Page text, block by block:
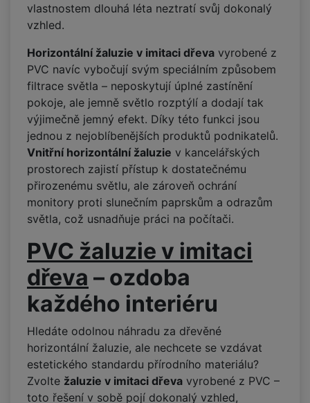
vlastnostem dlouhá léta neztratí svůj dokonalý
vzhled.
Horizontální žaluzie v imitaci dřeva vyrobené z
PVC navíc vybočují svým speciálním způsobem
filtrace světla – neposkytují úplné zastínění
pokoje, ale jemně světlo rozptýlí a dodají tak
výjimečně jemný efekt. Díky této funkci jsou
jednou z nejoblíbenějších produktů podnikatelů.
Vnitřní horizontální žaluzie v kancelářských
prostorech zajistí přístup k dostatečnému
přirozenému světlu, ale zároveň ochrání
monitory proti slunečním paprskům a odrazům
světla, což usnadňuje práci na počítači.
PVC žaluzie v imitaci
dřeva – ozdoba
každého interiéru
Hledáte odolnou náhradu za dřevěné
horizontální žaluzie, ale nechcete se vzdávat
estetického standardu přírodního materiálu?
Zvolte žaluzie v imitaci dřeva vyrobené z PVC –
toto řešení v sobě pojí dokonalý vzhled,